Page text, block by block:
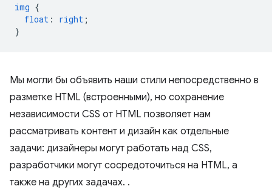
img {
float : right ;
}
Мы могли бы объявить наши стили непосредственно в
разметке HTML (встроенными), но сохранение
независимости CSS от HTML позволяет нам
рассматривать контент и дизайн как отдельные
задачи: дизайнеры могут работать над CSS,
разработчики могут сосредоточиться на HTML, а
также на других задачах. .